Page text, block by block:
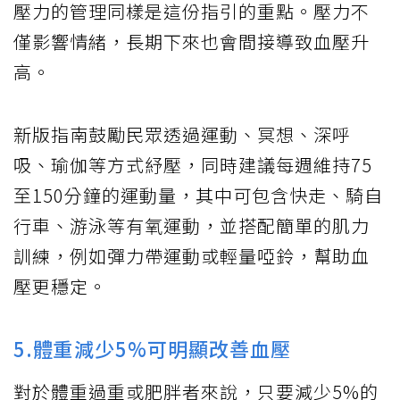
壓力的管理同樣是這份指引的重點。壓力不
僅影響情緒，長期下來也會間接導致血壓升
高。
新版指南鼓勵民眾透過運動、冥想、深呼
吸、瑜伽等方式紓壓，同時建議每週維持75
至150分鐘的運動量，其中可包含快走、騎自
行車、游泳等有氧運動，並搭配簡單的肌力
訓練，例如彈力帶運動或輕量啞鈴，幫助血
壓更穩定。
5.體重減少5%可明顯改善血壓
對於體重過重或肥胖者來說，只要減少5%的